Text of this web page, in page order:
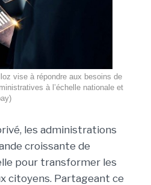
vise à répondre aux besoins de
à l’échelle nationale et
les administrations
croissante de
pour transformer les
citoyens. Partageant ce